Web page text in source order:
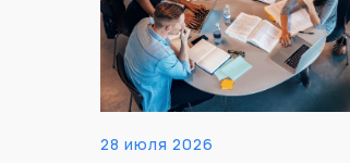
28 июля 2026